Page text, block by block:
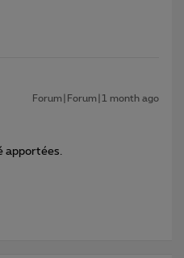
Forum|Forum|1 month ago
apportées.